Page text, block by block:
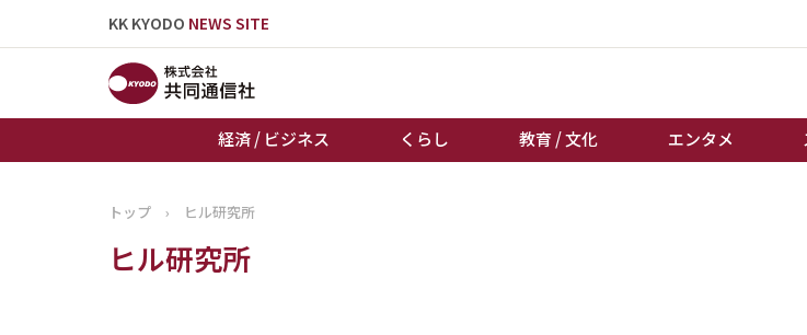
KK KYODO NEWS SITE
経済 / ビジネス くらし 教育 / 文化 エンタメ
トップページ
お知らせ
トップ › ヒル研究所
ヒル研究所